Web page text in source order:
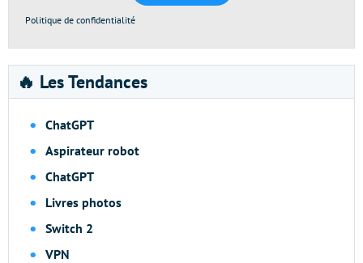
Politique de confidentialité
🔥 Les Tendances
ChatGPT
Aspirateur robot
ChatGPT
Livres photos
Switch 2
VPN